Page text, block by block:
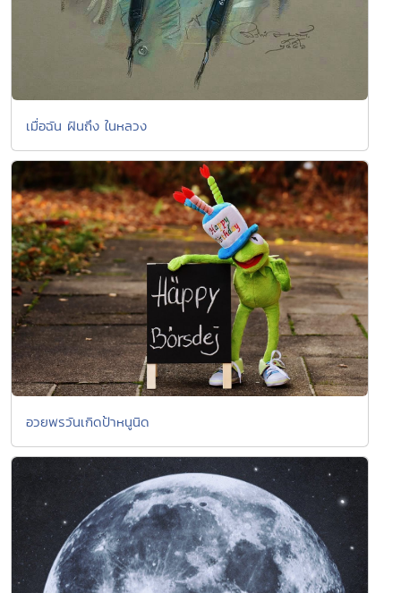
เมื่อฉัน ฝันถึง ในหลวง
อวยพรวันเกิดป้าหนูนิด